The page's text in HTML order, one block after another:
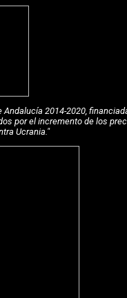
2014-2020,
el incremento de los
Ucrania."